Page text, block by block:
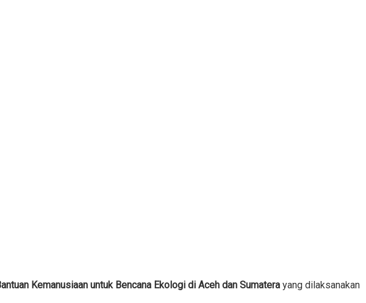
Kemanusiaan untuk Bencana Ekologi di Aceh dan Sumatera yang dilaksanakan